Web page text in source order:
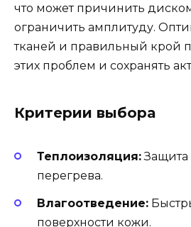
что может причинить
ограничить амплитуду.
тканей и правильный крой
этих проблем и сохранять
Критерии выбора
Теплоизоляция:Защита
перегрева.
Влагоотведение:
поверхности кожи.